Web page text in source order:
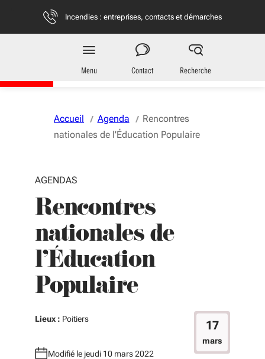
Vous naviguez en mode anonymisé,
Incendies : entreprises, contacts et démarches
Région
Nouvelle-Aquitaine
Menu Contact Recherche
Accueil Agenda
Rencontres
nationales de l'Éducation Populaire
AGENDAS
Rencontres
nationales de
l'Éducation
Populaire
Lieux : Poitiers
Modifié le jeudi 10 mars 2022
17
mars